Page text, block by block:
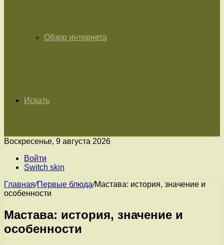
Обзор интернета
Искать
Воскресенье, 9 августа 2026
Войти
Switch skin
Главная/Первые блюда/Мастава: история, значение и
особенности
Мастава: история, значение и
особенности